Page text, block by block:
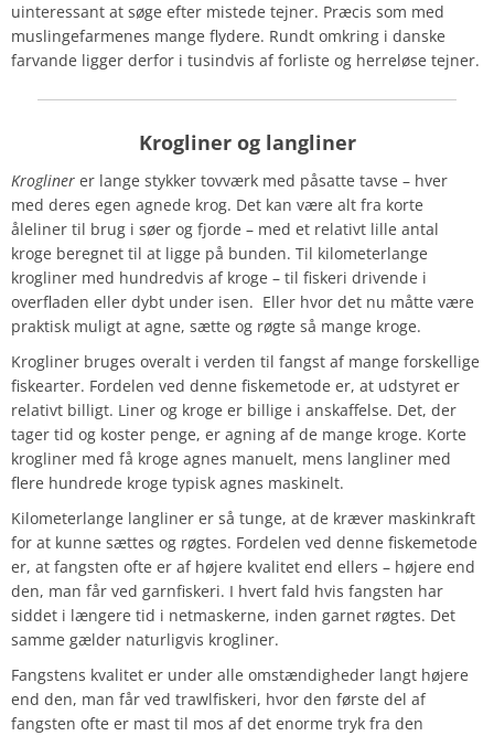
uinteressant at søge efter mistede tejner. Præcis som med
muslingefarmenes mange flydere. Rundt omkring i danske
farvande ligger derfor i tusindvis af forliste og herreløse tejner.
Krogliner og langliner
Krogliner er lange stykker tovværk med påsatte tavse – hver
med deres egen agnede krog. Det kan være alt fra korte
åleliner til brug i søer og fjorde – med et relativt lille antal
kroge beregnet til at ligge på bunden. Til kilometerlange
krogliner med hundredvis af kroge – til fiskeri drivende i
overfladen eller dybt under isen. Eller hvor det nu måtte være
praktisk muligt at agne, sætte og røgte så mange kroge.
Krogliner bruges overalt i verden til fangst af mange forskellige
fiskearter. Fordelen ved denne fiskemetode er, at udstyret er
relativt billigt. Liner og kroge er billige i anskaffelse. Det, der
tager tid og koster penge, er agning af de mange kroge. Korte
krogliner med få kroge agnes manuelt, mens langliner med
flere hundrede kroge typisk agnes maskinelt.
Kilometerlange langliner er så tunge, at de kræver maskinkraft
for at kunne sættes og røgtes. Fordelen ved denne fiskemetode
er, at fangsten ofte er af højere kvalitet end ellers – højere end
den, man får ved garnfiskeri. I hvert fald hvis fangsten har
siddet i længere tid i netmaskerne, inden garnet røgtes. Det
samme gælder naturligvis krogliner.
Fangstens kvalitet er under alle omstændigheder langt højere
end den, man får ved trawlfiskeri, hvor den første del af
fangsten ofte er mast til mos af det enorme tryk fra den